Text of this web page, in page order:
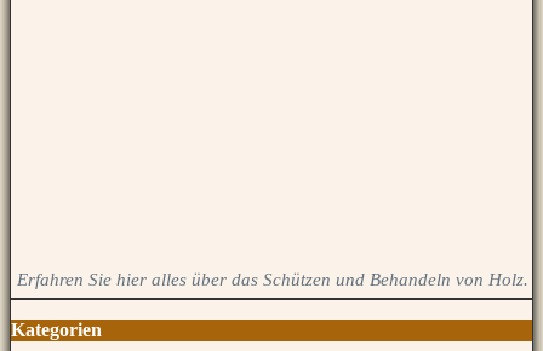
Erfahren Sie hier alles über das Schützen und Behandeln von Holz.
Kategorien